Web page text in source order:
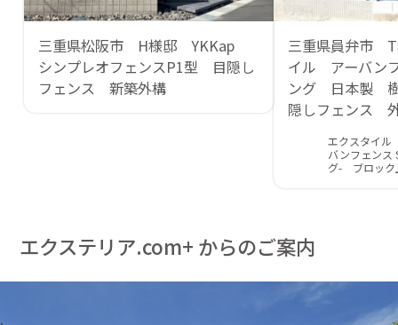
三重県松阪市 H様邸 YKKap
シンプレオフェンスP1型 目隠し
フェンス 新築外構
三重県員弁市
イル アーバン
ング 日本製
隠しフェンス
エクスタイ
バンフェンス
グ- ブロック
エクステリア.com+ からのご案内